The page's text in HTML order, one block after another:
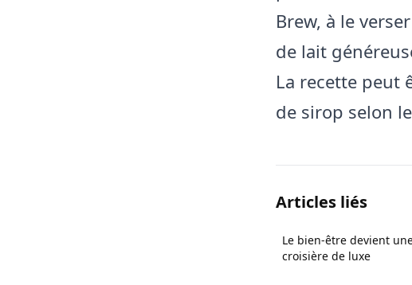
Brew, à le
de lait
La recette peut
de sirop selon
Articles liés
Le bien-être devient
croisière de luxe